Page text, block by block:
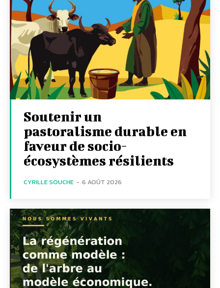
Soutenir un
pastoralisme durable en
faveur de socio-
écosystèmes résilients
CYRILLE SOUCHE - 6 AOÛT 2026